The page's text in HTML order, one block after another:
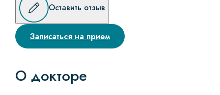
Записаться на прием
Оставить отзыв
О докторе